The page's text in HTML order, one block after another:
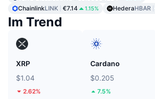
ChainlinkLINK €7.14 1.15% HederaHBAR
Im Trend
XRP
$1.04
2.62%
Cardano
$0.205
7.5%